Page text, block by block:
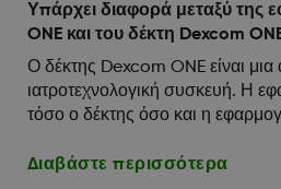
Υπάρχει διαφορά μεταξύ της
ONE και του δέκτη Dexcom
Ο δέκτης Dexcom ONE είναι μια
ιατροτεχνολογική συσκευή. Η
τόσο ο δέκτης όσο και η
Διαβάστε περισσότερα